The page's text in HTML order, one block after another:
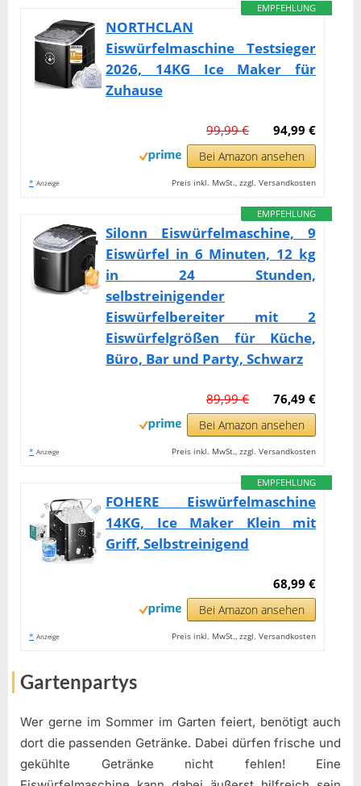
EMPFEHLUNG
NORTHCLAN
Eiswürfelmaschine Testsieger
2026, 14KG Ice Maker für
Zuhause
94,99 €
99,99 €
Bei Amazon ansehen
* Anzeige Preis inkl. MwSt., zzgl. Versandkosten
EMPFEHLUNG
Silonn Eiswürfelmaschine, 9
Eiswürfel in 6 Minuten, 12 kg
in 24 Stunden,
selbstreinigender
Eiswürfelbereiter mit 2
Eiswürfelgrößen für Küche,
Büro, Bar und Party, Schwarz
76,49 €
89,99 €
Bei Amazon ansehen
* Anzeige Preis inkl. MwSt., zzgl. Versandkosten
EMPFEHLUNG
FOHERE Eiswürfelmaschine
14KG, Ice Maker Klein mit
Griff, Selbstreinigend
68,99 €
Bei Amazon ansehen
* Anzeige Preis inkl. MwSt., zzgl. Versandkosten
Gartenpartys
Wer gerne im Sommer im Garten feiert, benötigt auch
dort die passenden Getränke. Dabei dürfen frische und
gekühlte Getränke nicht fehlen! Eine